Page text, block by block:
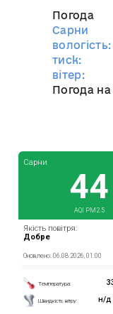
Погода
Сарни
вологість:
тиск:
вітер:
Погода на